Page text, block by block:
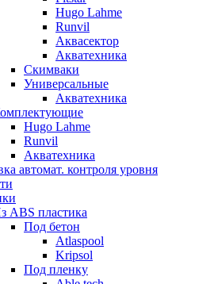
Hugo Lahme
Runvil
Аквасектор
Акватехника
Скимваки
Универсальные
Акватехника
Hugo Lahme
Runvil
Акватехника
автомат. контроля уровня
ABS пластика
Под бетон
Atlaspool
Kripsol
Под пленку